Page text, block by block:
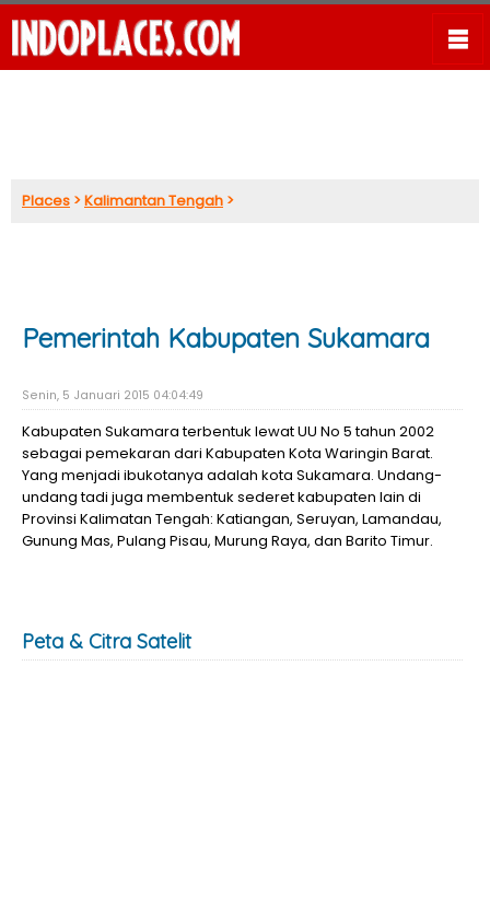
Places >Kalimantan Tengah >
Pemerintah Kabupaten Sukamara
Senin, 5 Januari 2015 04:04:49
Kabupaten Sukamara terbentuk lewat UU No 5 tahun 2002
sebagai pemekaran dari Kabupaten Kota Waringin Barat.
Yang menjadi ibukotanya adalah kota Sukamara. Undang-
undang tadi juga membentuk sederet kabupaten lain di
Provinsi Kalimatan Tengah: Katiangan, Seruyan, Lamandau,
Gunung Mas, Pulang Pisau, Murung Raya, dan Barito Timur.
Peta & Citra Satelit